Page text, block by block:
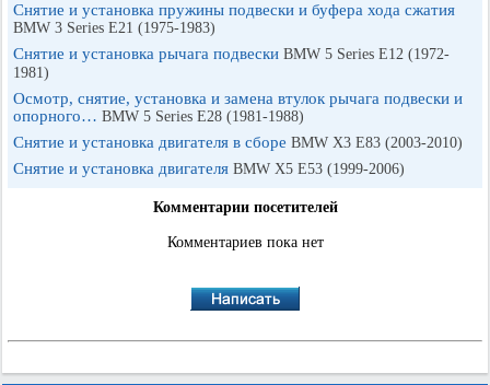
Снятие и установка пружины подвески и буфера хода сжатия
BMW 3 Series E21 (1975-1983)
Снятие и установка рычага подвески BMW 5 Series E12 (1972-
1981)
Осмотр, снятие, установка и замена втулок рычага подвески и
опорного… BMW 5 Series E28 (1981-1988)
Снятие и установка двигателя в сборе BMW X3 E83 (2003-2010)
Снятие и установка двигателя BMW X5 E53 (1999-2006)
Комментарии посетителей
Комментариев пока нет